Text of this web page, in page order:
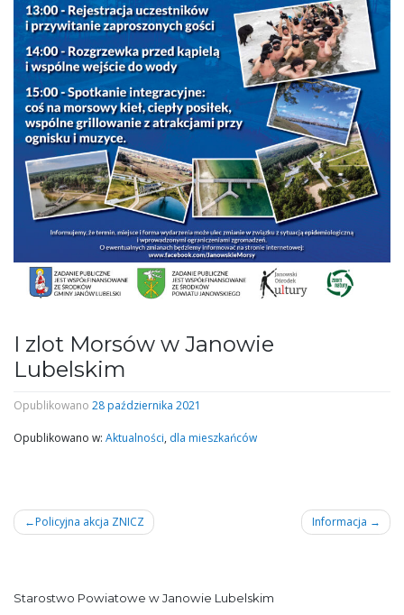
I zlot Morsów w Janowie
Lubelskim
Opublikowano 28 października 2021
Opublikowano w: Aktualności, dla mieszkańców
Nawigacja
Policyjna akcja ZNICZ Informacja
Starostwo Powiatowe w Janowie Lubelskim